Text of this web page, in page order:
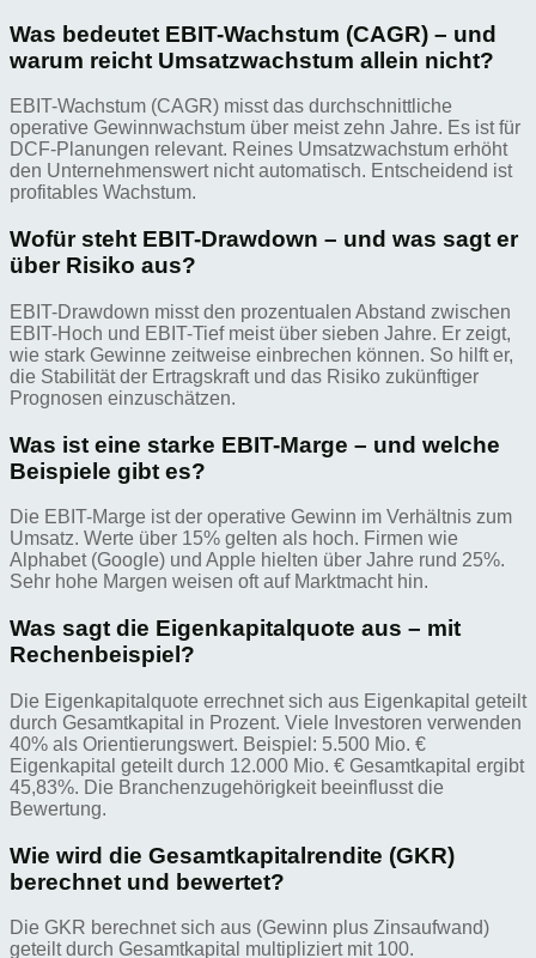
Was bedeutet EBIT-Wachstum (CAGR) – und
warum reicht Umsatzwachstum allein nicht?
EBIT-Wachstum (CAGR) misst das durchschnittliche
operative Gewinnwachstum über meist zehn Jahre. Es ist für
DCF-Planungen relevant. Reines Umsatzwachstum erhöht
den Unternehmenswert nicht automatisch. Entscheidend ist
profitables Wachstum.
Wofür steht EBIT-Drawdown – und was sagt er
über Risiko aus?
EBIT-Drawdown misst den prozentualen Abstand zwischen
EBIT-Hoch und EBIT-Tief meist über sieben Jahre. Er zeigt,
wie stark Gewinne zeitweise einbrechen können. So hilft er,
die Stabilität der Ertragskraft und das Risiko zukünftiger
Prognosen einzuschätzen.
Was ist eine starke EBIT-Marge – und welche
Beispiele gibt es?
Die EBIT-Marge ist der operative Gewinn im Verhältnis zum
Umsatz. Werte über 15% gelten als hoch. Firmen wie
Alphabet (Google) und Apple hielten über Jahre rund 25%.
Sehr hohe Margen weisen oft auf Marktmacht hin.
Was sagt die Eigenkapitalquote aus – mit
Rechenbeispiel?
Die Eigenkapitalquote errechnet sich aus Eigenkapital geteilt
durch Gesamtkapital in Prozent. Viele Investoren verwenden
40% als Orientierungswert. Beispiel: 5.500 Mio. €
Eigenkapital geteilt durch 12.000 Mio. € Gesamtkapital ergibt
45,83%. Die Branchenzugehörigkeit beeinflusst die
Bewertung.
Wie wird die Gesamtkapitalrendite (GKR)
berechnet und bewertet?
Die GKR berechnet sich aus (Gewinn plus Zinsaufwand)
geteilt durch Gesamtkapital multipliziert mit 100.